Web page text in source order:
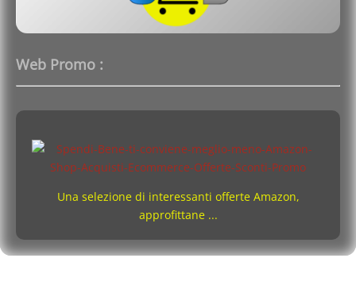
Web Promo :
Una selezione di interessanti offerte Amazon,
approfittane ...